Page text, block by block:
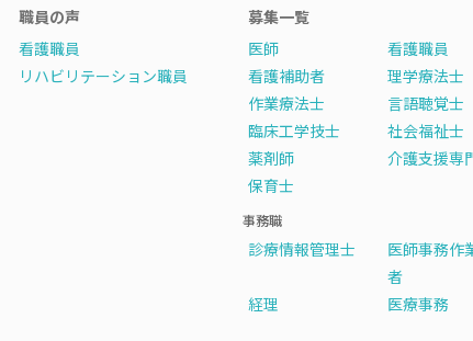
職員の声
看護職員
リハビリテーション職員
募集一覧
医師
看護職員
看護補助者
理学療法士
作業療法士
言語聴覚士
臨床工学技士
社会福祉士
薬剤師
介護支援専
保育士
事務職
診療情報管理士
医師事務作
者
経理
医療事務